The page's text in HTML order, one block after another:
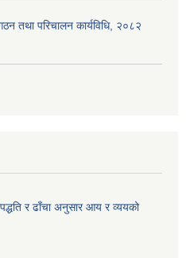
तथा परिचालन कार्यविधि, २०८२
र ढाँचा अनुसार आय र व्ययको